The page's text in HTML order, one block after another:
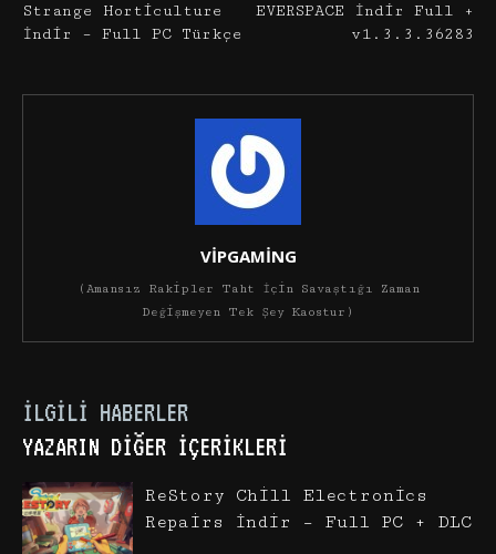
Strange Horticulture
İndir – Full PC Türkçe
EVERSPACE İndir Full +
v1.3.3.36283
VİPGAMİNG
(Amansız Rakipler Taht İçin Savaştığı Zaman
Değişmeyen Tek Şey Kaostur)
İLGILI HABERLER
YAZARIN DIĞER İÇERIKLERI
ReStory Chill Electronics
Repairs İndir – Full PC + DLC